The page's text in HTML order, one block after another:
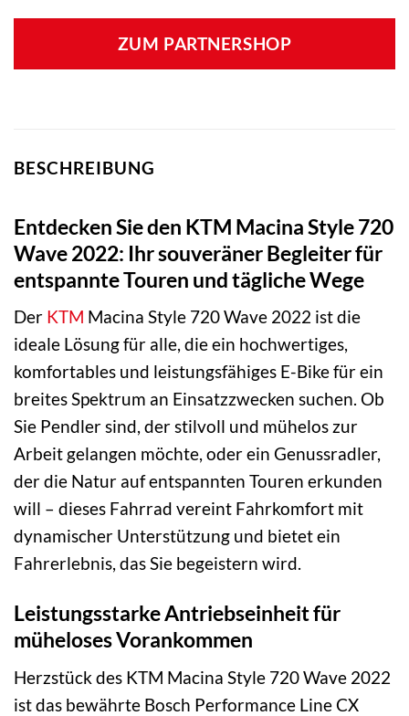
ZUM PARTNERSHOP
BESCHREIBUNG
Entdecken Sie den KTM Macina Style 720
Wave 2022: Ihr souveräner Begleiter für
entspannte Touren und tägliche Wege
Der KTM Macina Style 720 Wave 2022 ist die
ideale Lösung für alle, die ein hochwertiges,
komfortables und leistungsfähiges E-Bike für ein
breites Spektrum an Einsatzzwecken suchen. Ob
Sie Pendler sind, der stilvoll und mühelos zur
Arbeit gelangen möchte, oder ein Genussradler,
der die Natur auf entspannten Touren erkunden
will – dieses Fahrrad vereint Fahrkomfort mit
dynamischer Unterstützung und bietet ein
Fahrerlebnis, das Sie begeistern wird.
Leistungsstarke Antriebseinheit für
müheloses Vorankommen
Herzstück des KTM Macina Style 720 Wave 2022
ist das bewährte Bosch Performance Line CX